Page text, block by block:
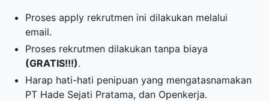
Proses apply rekrutmen ini dilakukan melalui
email.
Proses rekrutmen dilakukan tanpa biaya
(GRATIS!!!).
Harap hati-hati penipuan yang mengatasnamakan
PT Hade Sejati Pratama, dan Openkerja.